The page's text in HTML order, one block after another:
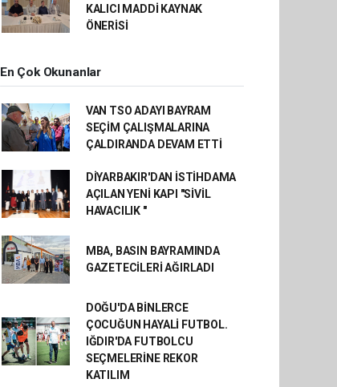
KALICI MADDİ KAYNAK
ÖNERİSİ
En Çok Okunanlar
VAN TSO ADAYI BAYRAM
SEÇİM ÇALIŞMALARINA
ÇALDIRANDA DEVAM ETTİ
DİYARBAKIR'DAN İSTİHDAMA
AÇILAN YENİ KAPI "SİVİL
HAVACILIK "
MBA, BASIN BAYRAMINDA
GAZETECİLERİ AĞIRLADI
DOĞU'DA BİNLERCE
ÇOCUĞUN HAYALİ FUTBOL.
IĞDIR'DA FUTBOLCU
SEÇMELERİNE REKOR
KATILIM